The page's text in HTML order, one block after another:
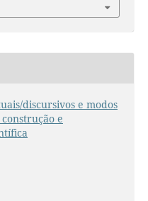
discursivos e modos
e